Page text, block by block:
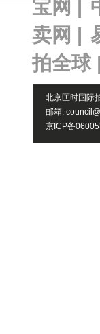
宝网 |
卖网 |
拍全球 |
北京匡时国际
邮箱:
京ICP备